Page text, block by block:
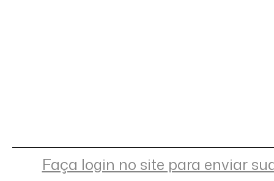
Faça login no site para enviar